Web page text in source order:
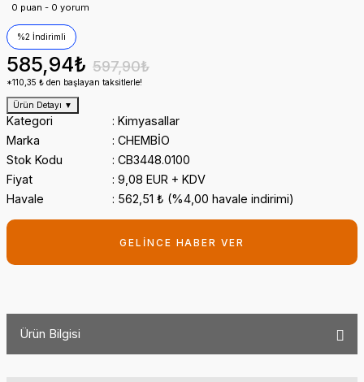
0 puan - 0 yorum
%2 İndirimli
585,94₺ 597,90₺
*110,35 ₺ den başlayan taksitlerle!
Ürün Detayı ▼
Kategori
Kimyasallar
Marka
CHEMBİO
Stok Kodu
CB3448.0100
Fiyat
9,08 EUR + KDV
Havale
562,51 ₺ (%4,00 havale indirimi)
GELİNCE HABER VER
Ürün Bilgisi